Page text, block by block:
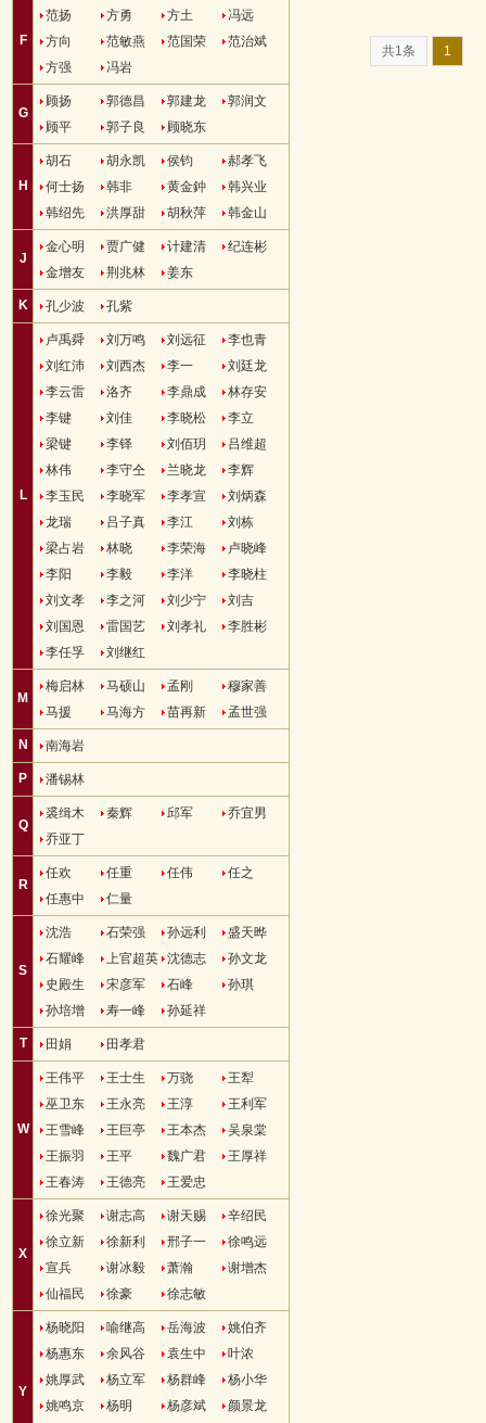
F
范扬 方勇 方土
冯远
方向
范敏燕 范国荣
范治斌
方强
冯岩
G
顾扬 郭德昌 郭建龙
郭润文
顾平
郭子良 顾晓东
H
胡石 胡永凯 侯钧
郝孝飞
何士扬
韩非 黄金鈡
韩兴业
韩绍先
洪厚甜 胡秋萍 韩金山
J
金心明 贾广健 计建清
纪连彬
金增友
荆兆林 姜东
K 孔少波 孔紫
L
卢禹舜 刘万鸣 刘远征
李也青
刘红沛
刘西杰 李一
刘廷龙
李云雷
洛齐 李鼎成
林存安
李键
刘佳 李晓松
李立
梁键
李铎 刘佰玥
吕维超
林伟
李守仝 兰晓龙
李辉
李玉民
李晓军 李孝宣
刘炳森
龙瑞
吕子真 李江
刘栋
梁占岩
林晓 李荣海
卢晓峰
李阳
李毅 李洋
李晓柱
刘文孝
李之河 刘少宁
刘吉
刘国恩
雷国艺 刘孝礼
李胜彬
李任孚
刘继红
M
梅启林 马硕山 孟刚
穆家善
马援
马海方 苗再新 孟世强
N 南海岩
P 潘锡林
Q
裘缉木 秦辉 邱军
乔宜男
乔亚丁
R
任欢 任重 任伟
任之
任惠中
仁量
S
沈浩 石荣强 孙远利
盛天晔
石耀峰
上官超英 沈德志
孙文龙
史殿生
宋彦军 石峰
孙琪
孙培增
寿一峰 孙延祥
T 田娟 田孝君
W
王伟平 王士生 万骁
王犁
巫卫东
王永亮 王淳
王利军
王雪峰
王巨亭 王本杰
吴泉棠
王振羽
王平 魏广君
王厚祥
王春涛
王德亮 王爱忠
X
徐光聚 谢志高 谢天赐
辛绍民
徐立新
徐新利 邢子一
徐鸣远
宣兵
谢冰毅 萧瀚
谢增杰
仙福民
徐豪 徐志敏
Y
杨晓阳 喻继高 岳海波
姚伯齐
杨惠东
余风谷 袁生中
叶浓
姚厚武
杨立军 杨群峰
杨小华
姚鸣京
杨明 杨彦斌
颜景龙
共1条 1